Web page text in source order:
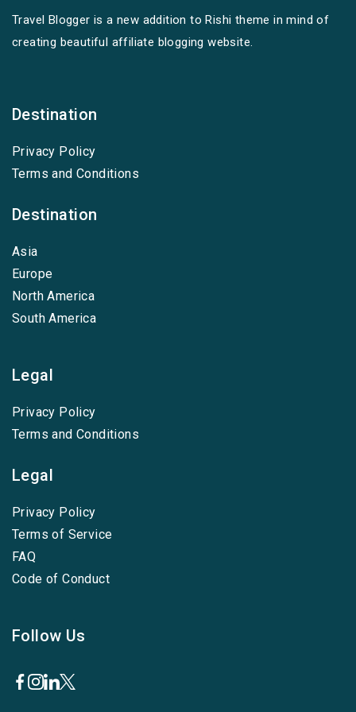
Travel Blogger is a new addition to Rishi theme in mind of
creating beautiful affiliate blogging website.
Destination
Privacy Policy
Terms and Conditions
Destination
Asia
Europe
North America
South America
Legal
Privacy Policy
Terms and Conditions
Legal
Privacy Policy
Terms of Service
FAQ
Code of Conduct
Follow Us